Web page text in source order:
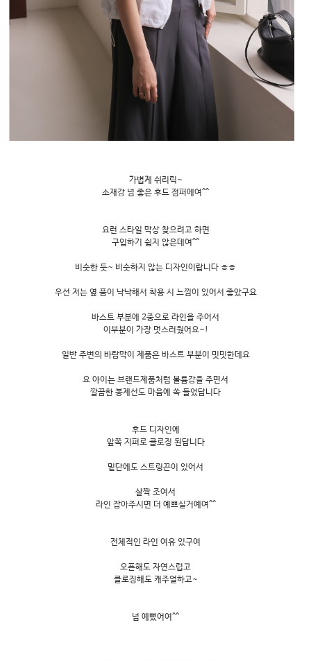
가볍게 쉬리릭~
소재감 넘 좋은 후드 점퍼에여^^
요런 스타일 막상 찾으려고 하면
구입하기 쉽지 않은데여^^
비슷한 듯~ 비슷하지 않는 디자인이랍니다 ㅎㅎ
우선 저는 옆 품이 낙낙해서 착용 시 느낌이 있어서 좋았구요
바스트 부분에 2중으로 라인을 주어서
이부분이 가장 멋스러웠어요~!
일반 주변의 바람막이 제품은 바스트 부분이 밋밋한데요
요 아이는 브랜드제품처럼 볼륨감을 주면서
깔끔한 봉제선도 마음에 쏙 들었답니다
후드 디자인에
앞쪽 지퍼로 클로징 된답니다
밑단에도 스트링끈이 있어서
살짝 조여서
라인 잡아주시면 더 예쁘실거예여^^
전체적인 라인 여유 있구여
오픈해도 자연스럽고
클로징해도 캐주얼하고~
넘 예뻤어여^^